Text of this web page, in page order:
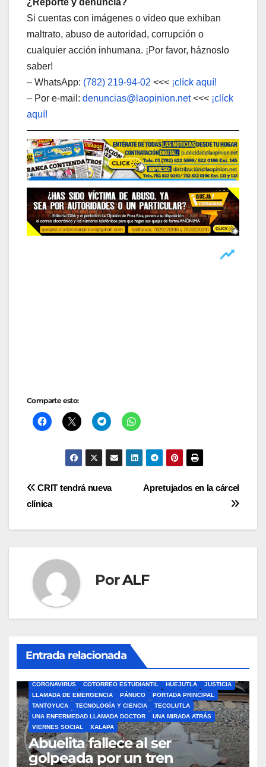
¿Reporte y denuncia?
Si cuentas con imágenes o video que exhiban
maltrato, abuso de autoridad, corrupción o
cualquier acción inhumana. ¡Por favor, háznoslo
saber!
– WhatsApp: (782) 219-94-02 <<< ¡clíck aquí!
– Por e-mail: denuncias@laopinion.net<<< ¡clíck
aquí!
Comparte esto:
Navegación
Apretujados en la cárcel
CRIT tendrá nueva
clínica
PorALF
Entrada relacionada
CORONAVIRUS
COTORREO ESTUDIANTIL HUEJUTLA
JUSTICIA
LLAMADA DE EMERGENCIA
PÁNUCO
PORTADA PRINCIPAL
TANTOYUCA
TECNOLOGÍA Y CIENCIA
TECOLUTLA
UNA ENFERMEDAD LLAMADA DOCTOR
UNA MIRADA ATRÁS
VIERNES SOCIAL
XALAPA
Abuelita fallece al ser
golpeada por un tren